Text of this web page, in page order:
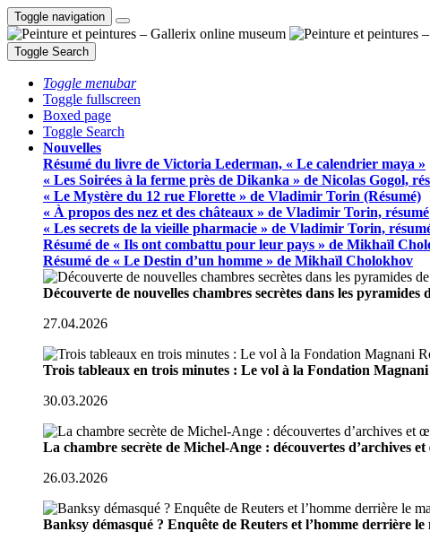
Toggle navigation
Toggle Search
Toggle menubar
Toggle fullscreen
Boxed page
Toggle Search
Nouvelles
Résumé du livre de Victoria Lederman, « Le calendrier maya »
« Les Soirées à la ferme près de Dikanka » de Nicolas Gogol,
« Le Mystère du 12 rue Florette » de Vladimir Torin (Résumé)
« À propos des nez et des châteaux » de Vladimir Torin, résumé
« Les secrets de la vieille pharmacie » de Vladimir Torin,
Résumé de « Ils ont combattu pour leur pays » de Mikhaïl
Résumé de « Le Destin d’un homme » de Mikhaïl Cholokhov
Découverte de nouvelles chambres secrètes dans les
27.04.2026
Trois tableaux en trois minutes : Le vol à la Fondation Magnani
30.03.2026
La chambre secrète de Michel-Ange : découvertes d’archives
26.03.2026
Banksy démasqué ? Enquête de Reuters et l’homme derrière le